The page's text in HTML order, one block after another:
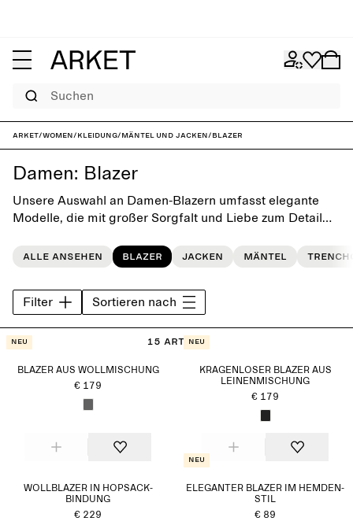
Suchen
ARKET/Women/Kleidung/Mäntel und Jacken/Blazer
Damen: Blazer
Unsere Auswahl an Damen-Blazern umfasst elegante
Modelle, die mit großer Sorgfalt und Liebe zum Detail
Einzelteilen kombinieren oder mit einer eleganten Hose
einen Anzug zusammenstellen.
Alle ansehen Blazer Jacken Mäntel
Filter Sortieren nach
15 Artikel
Neu
BLAZER AUS WOLLMISCHUNG
€ 179
Neu
KRAGENLOSER BLAZER AUS
LEINENMISCHUNG
€ 179
WOLLBLAZER IN HOPSACK-
BINDUNG
€ 229
Neu
ELEGANTER BLAZER IM HEMDEN-
STIL
€ 89